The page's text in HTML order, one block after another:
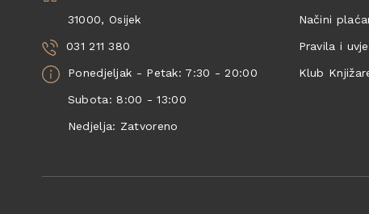
31000, Osijek
031 211 380
Ponedjeljak - Petak: 7:30 - 20:00
Subota: 8:00 - 13:00
Nedjelja: Zatvoreno
Načini
Pravila i
Klub